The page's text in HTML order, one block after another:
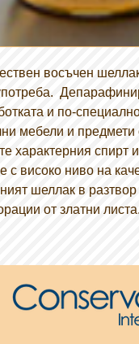
восъчен
и по-
мебели и предмети
характерния спирт
с високо ниво на
шеллак в
от златни листа.